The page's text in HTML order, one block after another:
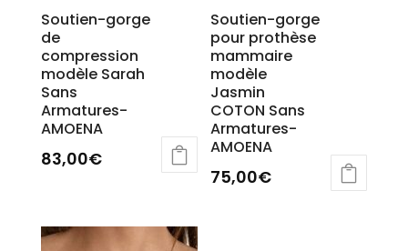
Soutien-gorge
de
compression
modèle Sarah
Sans
Armatures-
AMOENA
83,00€
plusieurs
Soutien-gorge
pour prothèse
mammaire
modèle
Jasmin
COTON Sans
Armatures-
AMOENA
75,00€